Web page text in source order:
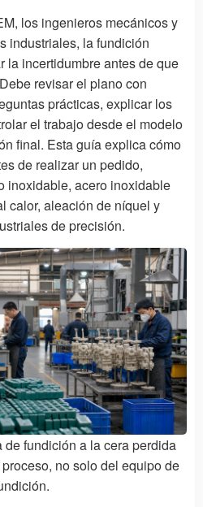
los ingenieros mecánicos y
industriales, la fundición
la incertidumbre antes de que
revisar el plano con
prácticas, explicar los
el trabajo desde el modelo
final. Esta guía explica cómo
de realizar un pedido,
inoxidable, acero inoxidable
calor, aleación de níquel y
de precisión.
fundición a la cera perdida
no solo del equipo de